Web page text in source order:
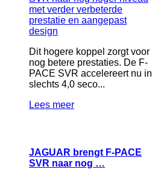
Dit hogere koppel zorgt voor
nog betere prestaties. De F-
PACE SVR accelereert nu in
slechts 4,0 seco...
Lees meer
JAGUAR brengt F-PACE
SVR naar nog …